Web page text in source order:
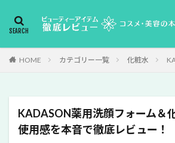
HOME カテゴリー一覧 化粧水
KADASON薬用洗顔フォーム＆
使用感を本音で徹底レビュー！